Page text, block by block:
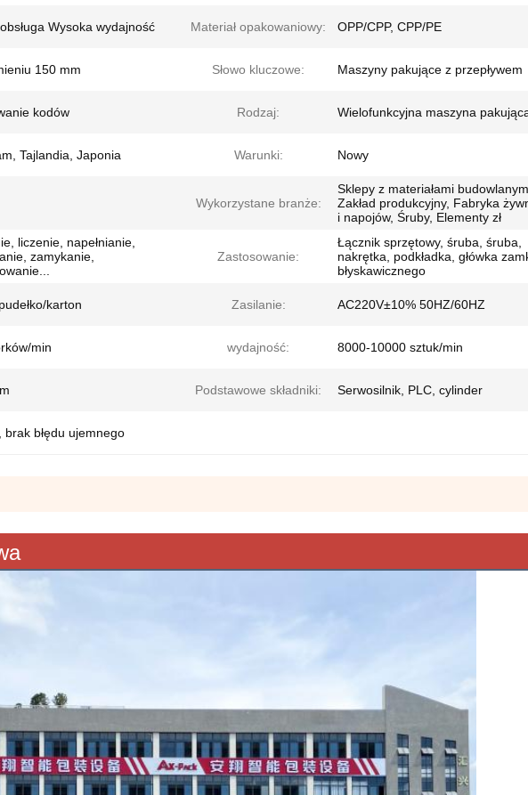
Wysoka wydajność Materiał opakowaniowy: OPP/CPP, CPP/PE
150 mm Słowo kluczowe: Maszyny pakujące z przepływem
kodów Rodzaj: Wielofunkcyjna maszyna
Tajlandia, Japonia Warunki: Nowy
Wykorzystane branże:
Sklepy z materiałami
Zakład produkcyjny, Fabryka
i napojów, Śruby, Elementy zł
liczenie, napełnianie,
zamykanie,
Zastosowanie:
Łącznik sprzętowy, śruba, śruba,
nakrętka, podkładka, główka
błyskawicznego
karton Zasilanie: AC220V±10% 50HZ/60HZ
min wydajność: 8000-10000 sztuk/min
Podstawowe składniki: Serwosilnik, PLC, cylinder
brak błędu ujemnego